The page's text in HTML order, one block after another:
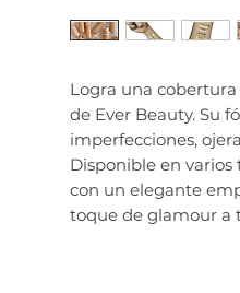
Logra una
de Ever Beauty. Su
imperfecciones,
Disponible en varios
con un elegante
toque de glamour a